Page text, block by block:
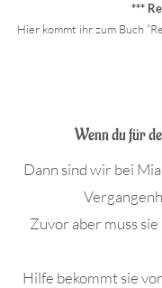
***
Hier kommt ihr zum Buch
Wenn du für
Dann sind wir bei
Zuvor aber muss
Hilfe bekommt sie